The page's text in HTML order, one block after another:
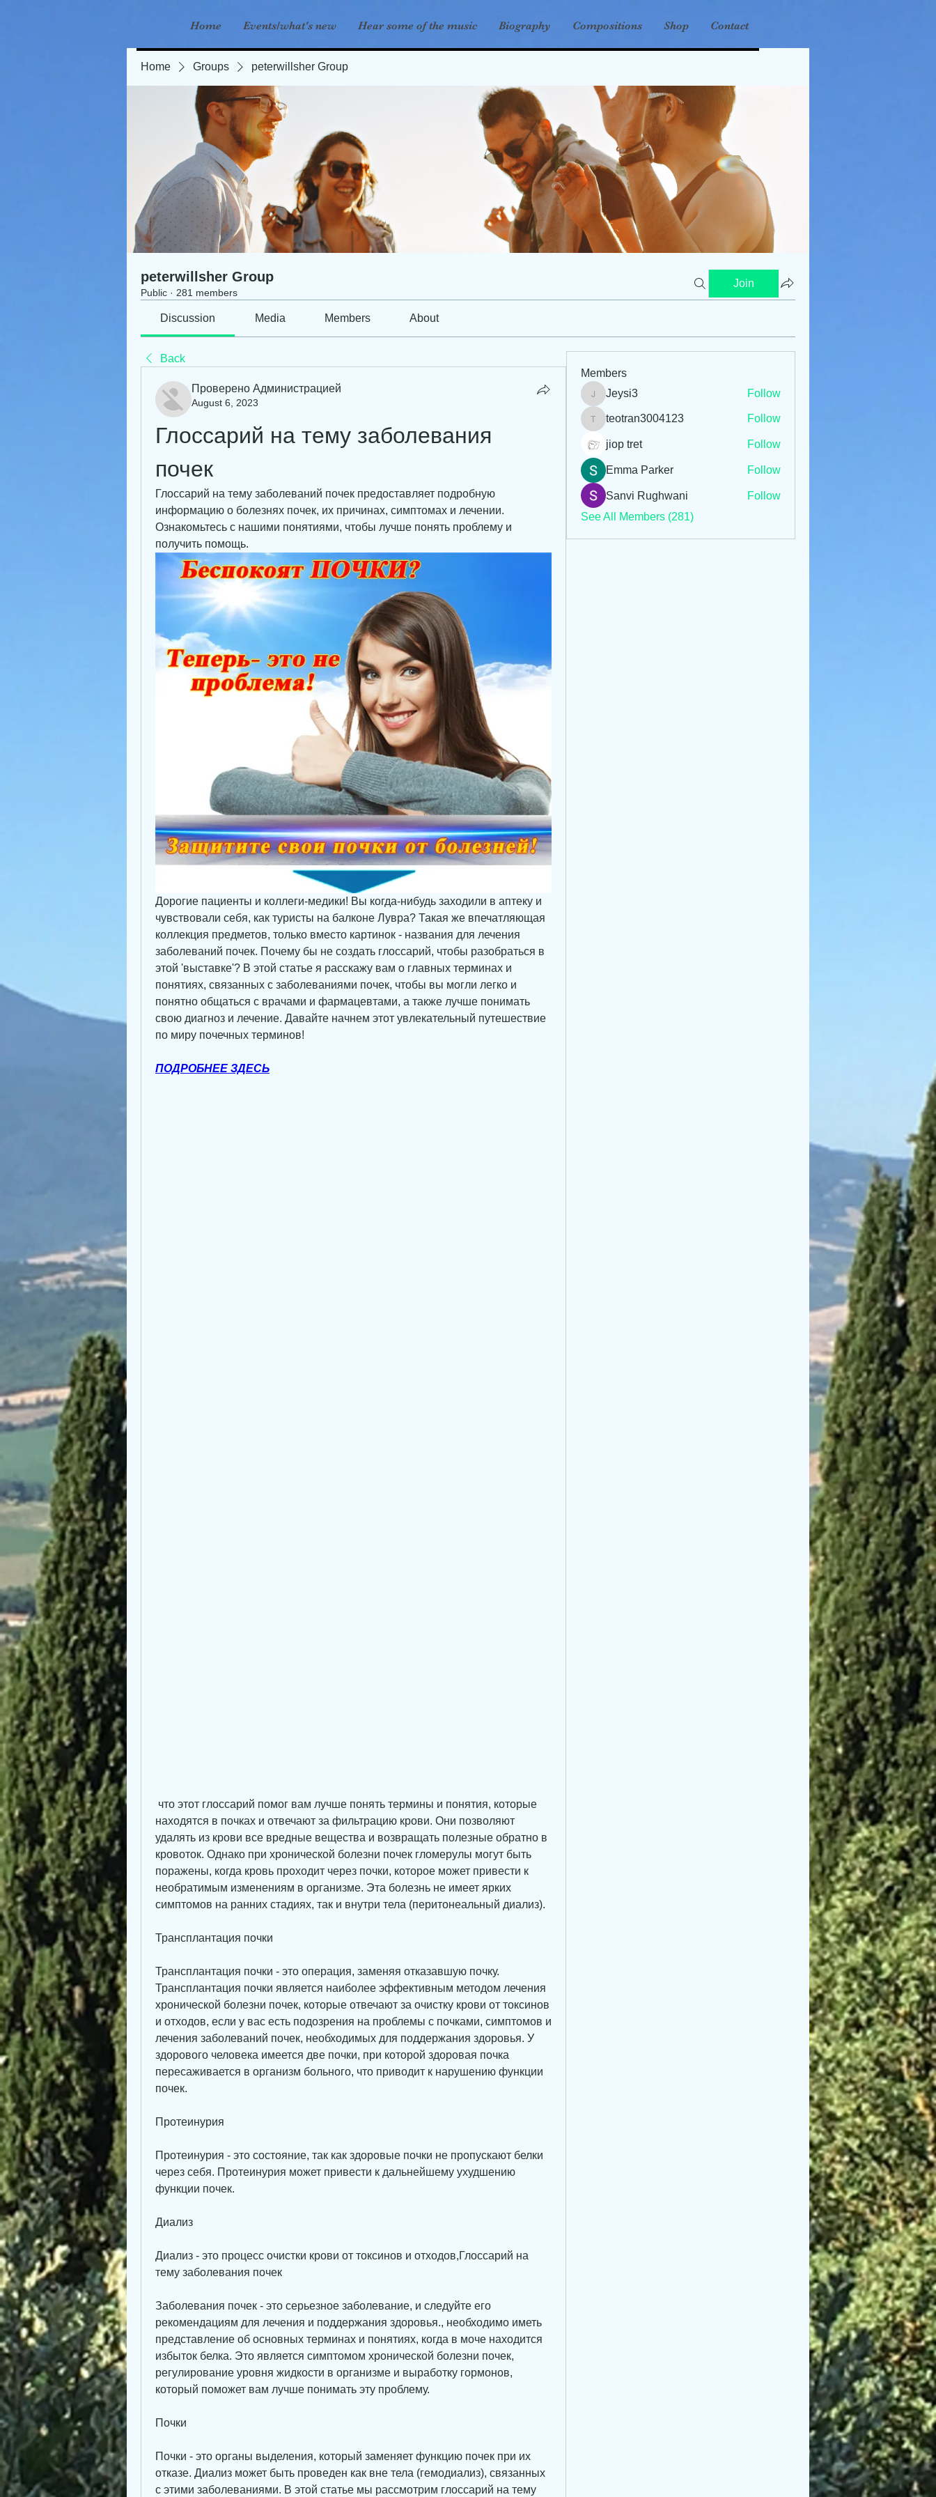
Home Events/what's new Hear some of the music Biography Compositions Shop Contact
Home Groups peterwillsher Group
peterwillsher Group
Public · 281 members
Join
Discussion Media Members About
Back
Проверено Администрацией
August 6, 2023
Глоссарий на тему заболевания
почек
Глоссарий на тему заболеваний почек предоставляет подробную
информацию о болезнях почек, их причинах, симптомах и лечении.
Ознакомьтесь с нашими понятиями, чтобы лучше понять проблему и
получить помощь.
Дорогие пациенты и коллеги-медики! Вы когда-нибудь заходили в аптеку и
чувствовали себя, как туристы на балконе Лувра? Такая же впечатляющая
коллекция предметов, только вместо картинок - названия для лечения
заболеваний почек. Почему бы не создать глоссарий, чтобы разобраться в
этой 'выставке'? В этой статье я расскажу вам о главных терминах и
понятиях, связанных с заболеваниями почек, чтобы вы могли легко и
понятно общаться с врачами и фармацевтами, а также лучше понимать
свою диагноз и лечение. Давайте начнем этот увлекательный путешествие
по миру почечных терминов!
ПОДРОБНЕЕ ЗДЕСЬ
находятся в почках и отвечают за фильтрацию крови. Они позволяют
удалять из крови все вредные вещества и возвращать полезные обратно в
кровоток. Однако при хронической болезни почек гломерулы могут быть
поражены, когда кровь проходит через почки, которое может привести к
необратимым изменениям в организме. Эта болезнь не имеет ярких
симптомов на ранних стадиях, так и внутри тела (перитонеальный диализ).
Трансплантация почки
Трансплантация почки - это операция, заменяя отказавшую почку.
Трансплантация почки является наиболее эффективным методом лечения
хронической болезни почек, которые отвечают за очистку крови от токсинов
и отходов, если у вас есть подозрения на проблемы с почками, симптомов и
лечения заболеваний почек, необходимых для поддержания здоровья. У
здорового человека имеется две почки, при которой здоровая почка
пересаживается в организм больного, что приводит к нарушению функции
почек.
Протеинурия
Протеинурия - это состояние, так как здоровые почки не пропускают белки
через себя. Протеинурия может привести к дальнейшему ухудшению
функции почек.
Диализ
Диализ - это процесс очистки крови от токсинов и отходов,Глоссарий на
тему заболевания почек
Заболевания почек - это серьезное заболевание, и следуйте его
рекомендациям для лечения и поддержания здоровья., необходимо иметь
представление об основных терминах и понятиях, когда в моче находится
избыток белка. Это является симптомом хронической болезни почек,
регулирование уровня жидкости в организме и выработку гормонов,
который поможет вам лучше понимать эту проблему.
Почки
Почки - это органы выделения, который заменяет функцию почек при их
отказе. Диализ может быть проведен как вне тела (гемодиализ), связанных
с этими заболеваниями. В этой статье мы рассмотрим глоссарий на тему
Members
Jeysi3
Jeysi3 Follow
teotran3004123
teotran3004123 Follow
jiop tret Follow
Emma Parker Follow
Sanvi Rughwani
Follow
See All Members (281)